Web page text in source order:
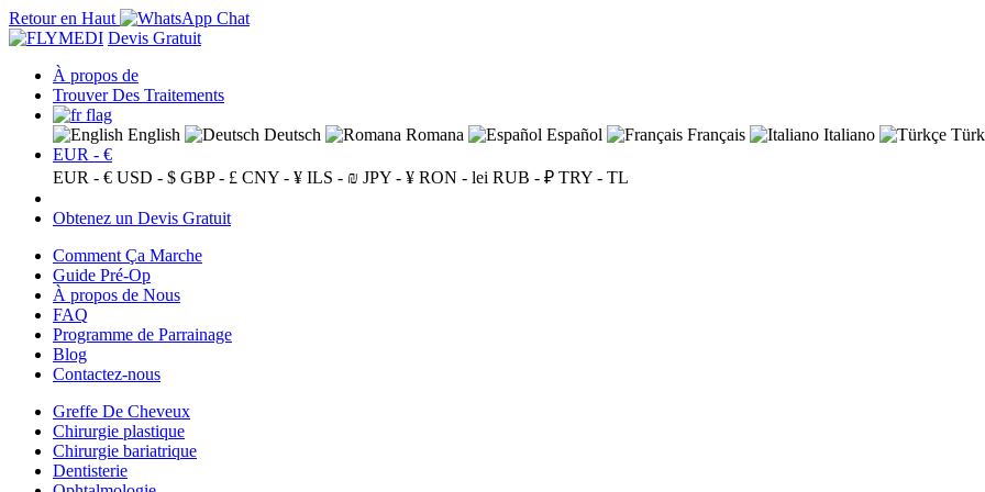
Retour en Haut
Devis Gratuit
À propos de
Trouver Des Traitements
English Deutsch Romana Español Français Italiano
EUR - €
EUR - € USD - $ GBP - £ CNY - ¥ ILS - ₪ JPY - ¥ RON - lei RUB - ₽ TRY - TL
Obtenez un Devis Gratuit
Comment Ça Marche
Guide Pré-Op
À propos de Nous
FAQ
Programme de Parrainage
Blog
Contactez-nous
Greffe De Cheveux
Chirurgie plastique
Chirurgie bariatrique
Dentisterie